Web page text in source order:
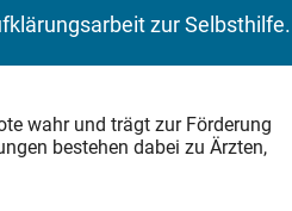
zur Selbsthilfe.
wahr und trägt zur Förderung
bestehen dabei zu Ärzten,